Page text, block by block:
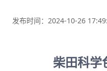
发布时间：2024-10-26
柴田科